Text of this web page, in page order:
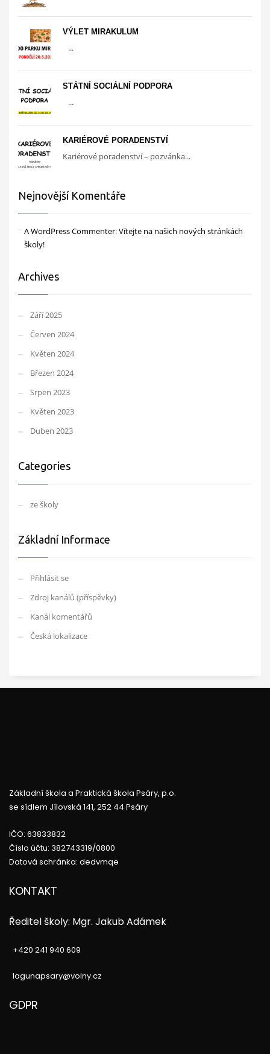
VÝLET MIRAKULUM
...
STÁTNÍ SOCIÁLNÍ PODPORA
...
KARIÉROVÉ PORADENSTVÍ
Kariérové poradenství – pozvánka...
Nejnovější Komentáře
A WordPress Commenter:Vítejte na našich nových stránkách
školy!
Archives
Září 2025
Červen 2024
Květen 2024
Březen 2024
Srpen 2023
Květen 2023
Duben 2023
Categories
ze školy
Základní Informace
Přihlásit se
Zdroj kanálů (příspěvky)
Kanál komentářů
Česká lokalizace
Základní škola a Praktická škola Psáry, p.o.
se sídlem Jílovská 141, 252 44 Psáry
IČO: 63833832
Číslo účtu: 382743319/0800
Datová schránka: dedvmqe
KONTAKT
Ředitel školy: Mgr. Jakub Adámek
+420 241 940 609
lagunapsary@volny.cz
GDPR